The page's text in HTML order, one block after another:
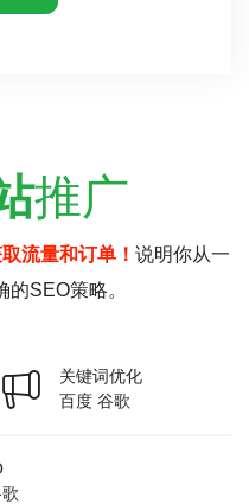
推广
流量和订单！ 说明你从一
SEO策略。
关键词优化
百度 谷歌